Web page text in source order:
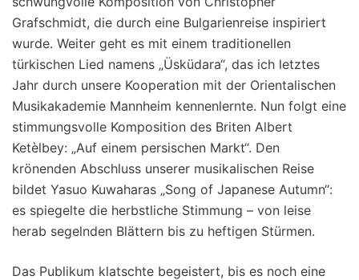
Grafschmidt, die durch eine Bulgarienreise inspiriert
wurde. Weiter geht es mit einem traditionellen
türkischen Lied namens „Üsküdara“, das ich letztes
Jahr durch unsere Kooperation mit der Orientalischen
Musikakademie Mannheim kennenlernte. Nun folgt eine
stimmungsvolle Komposition des Briten Albert
Ketèlbey: „Auf einem persischen Markt“. Den
krönenden Abschluss unserer musikalischen Reise
bildet Yasuo Kuwaharas „Song of Japanese Autumn“:
es spiegelte die herbstliche Stimmung – von leise
herab segelnden Blättern bis zu heftigen Stürmen.
Das Publikum klatschte begeistert, bis es noch eine